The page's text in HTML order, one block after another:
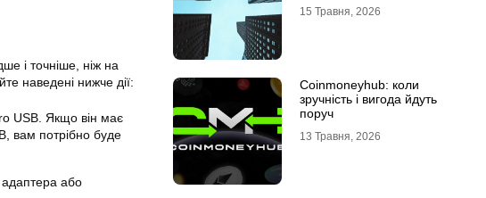
і точніше, ніж на
наведені нижче дії:
USB. Якщо він має
вам потрібно буде
адаптера або
15 Травня, 2026
Coinmoneyhub: коли
зручність і вигода йдуть
поруч
13 Травня, 2026